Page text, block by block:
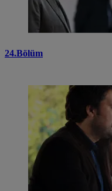
24.Bölüm